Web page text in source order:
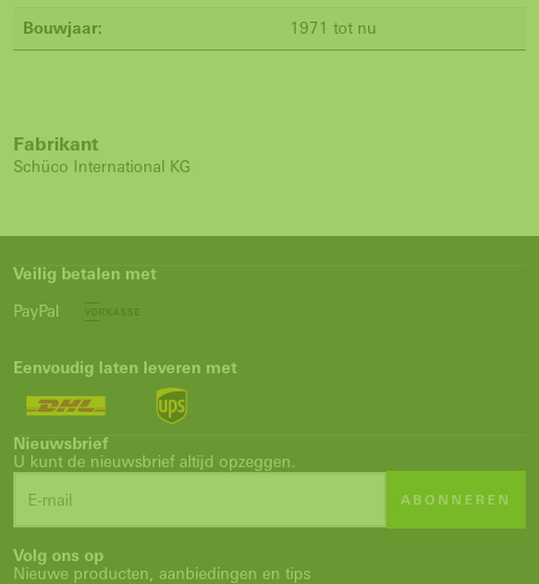
Bouwjaar: 1971 tot nu
Fabrikant
Schüco International KG
Veilig betalen met
PayPal
Eenvoudig laten leveren met
Nieuwsbrief
U kunt de nieuwsbrief altijd opzeggen.
ABONNEREN
Volg ons op
Nieuwe producten, aanbiedingen en tips